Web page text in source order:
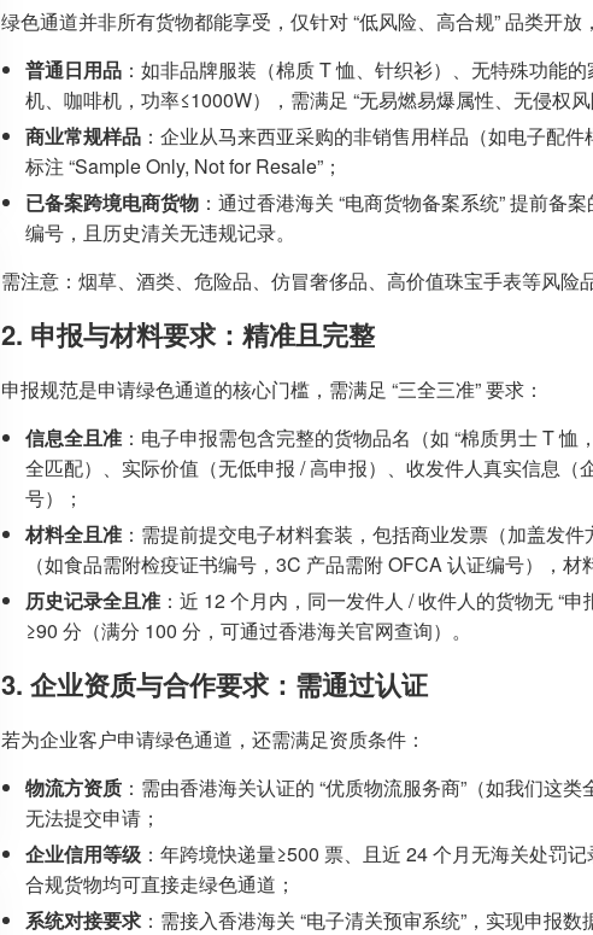
绿色通道并非所有货物都能享受，仅针对 “低风险、高合规” 品类开放
普通日用品 ：如非品牌服装（棉质 T 恤、针织衫）、无特殊功能
机、咖啡机，功率≤1000W），需满足 “无易燃易爆属性、无侵权风
商业常规样品 ：企业从马来西亚采购的非销售用样品（如电子配
标注 “Sample Only, Not for Resale”；
已备案跨境电商货物 ：通过香港海关 “电商货物备案系统” 提前备
编号，且历史清关无违规记录。
需注意：烟草、酒类、危险品、仿冒奢侈品、高价值珠宝手表等风险
2. 申报与材料要求：精准且完整
申报规范是申请绿色通道的核心门槛，需满足 “三全三准” 要求：
信息全且准 ：电子申报需包含完整的货物品名（如 “棉质男士 T
全匹配）、实际价值（无低申报 / 高申报）、收发件人真实信息
号）；
材料全且准 ：需提前提交电子材料套装，包括商业发票（加盖发
（如食品需附检疫证书编号，3C 产品需附 OFCA 认证编号），材
历史记录全且准 ：近 12 个月内，同一发件人 / 收件人的货物无 “
≥90 分（满分 100 分，可通过香港海关官网查询）。
3. 企业资质与合作要求：需通过认证
若为企业客户申请绿色通道，还需满足资质条件：
物流方资质 ：需由香港海关认证的 “优质物流服务商”（如我们这
无法提交申请；
企业信用等级 ：年跨境快递量≥500 票、且近 24 个月无海关处罚
合规货物均可直接走绿色通道；
系统对接要求 ：需接入香港海关 “电子清关预审系统”，实现申报